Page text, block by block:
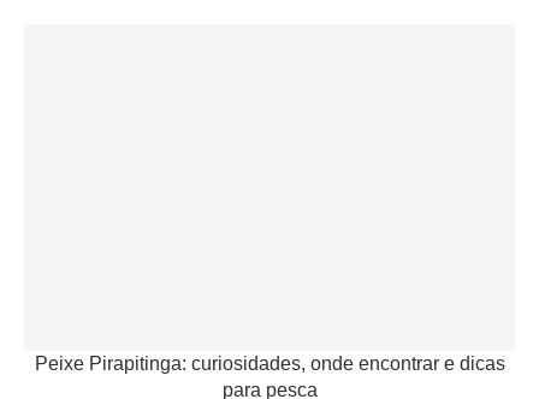
Peixe Pirapitinga: curiosidades, onde encontrar e dicas
para pesca